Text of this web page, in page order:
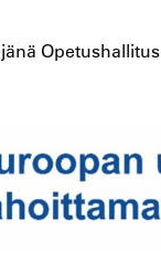
Opetushallitus